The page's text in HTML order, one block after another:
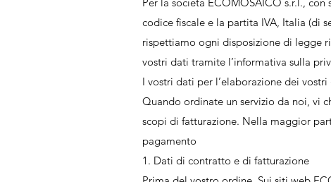
codice fiscale e la partita IVA, Italia (di
rispettiamo ogni disposizione di legge
vostri dati tramite l’informativa sulla
I vostri dati per l’elaborazione dei
Quando ordinate un servizio da noi, vi
scopi di fatturazione. Nella maggior
pagamento
1. Dati di contratto e di fatturazione